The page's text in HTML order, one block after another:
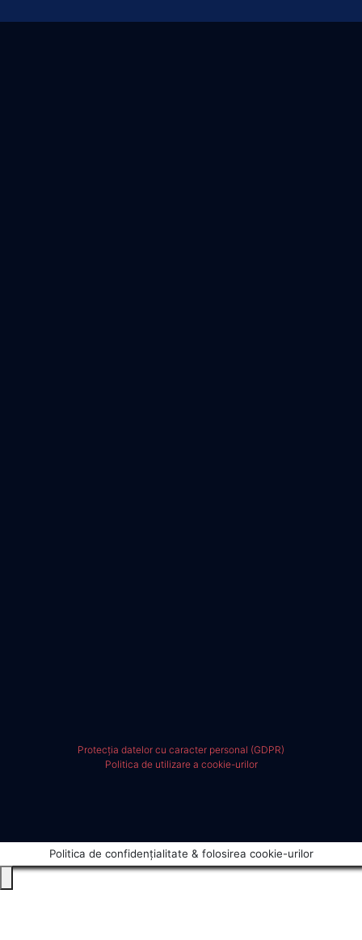
Protecția datelor cu caracter personal (GDPR)
Politica de utilizare a cookie-urilor
Politica de confidențialitate & folosirea cookie-urilor